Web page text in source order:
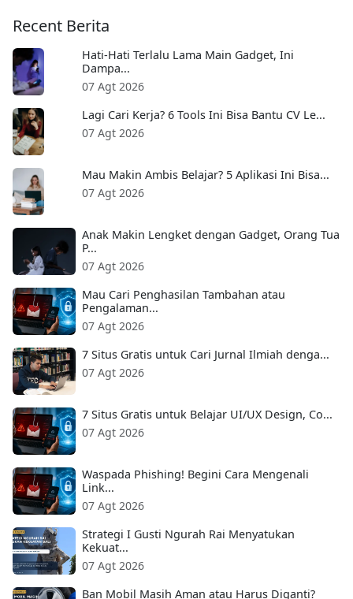
Recent Berita
Hati-Hati Terlalu Lama Main Gadget, Ini
Dampa...
07 Agt 2026
Lagi Cari Kerja? 6 Tools Ini Bisa Bantu CV Le...
07 Agt 2026
Mau Makin Ambis Belajar? 5 Aplikasi Ini Bisa...
07 Agt 2026
Anak Makin Lengket dengan Gadget, Orang Tua
P...
07 Agt 2026
Mau Cari Penghasilan Tambahan atau
Pengalaman...
07 Agt 2026
7 Situs Gratis untuk Cari Jurnal Ilmiah denga...
07 Agt 2026
7 Situs Gratis untuk Belajar UI/UX Design, Co...
07 Agt 2026
Waspada Phishing! Begini Cara Mengenali
Link...
07 Agt 2026
Strategi I Gusti Ngurah Rai Menyatukan
Kekuat...
07 Agt 2026
Ban Mobil Masih Aman atau Harus Diganti?